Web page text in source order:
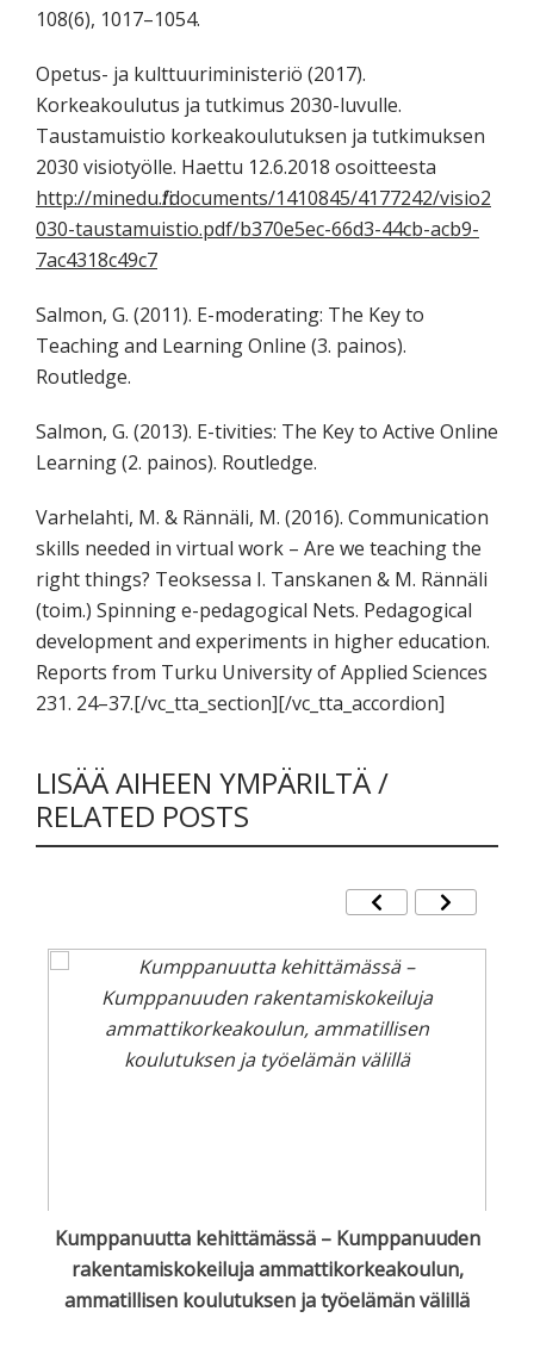
108(6), 1017–1054.
Opetus- ja kulttuuriministeriö (2017).
Korkeakoulutus ja tutkimus 2030-luvulle.
Taustamuistio korkeakoulutuksen ja tutkimuksen
2030 visiotyölle. Haettu 12.6.2018 osoitteesta
http://minedu.fi/documents/1410845/4177242/visio2
030-taustamuistio.pdf/b370e5ec-66d3-44cb-acb9-
7ac4318c49c7
Salmon, G. (2011). E-moderating: The Key to
Teaching and Learning Online (3. painos).
Routledge.
Salmon, G. (2013). E-tivities: The Key to Active Online
Learning (2. painos). Routledge.
Varhelahti, M. & Rännäli, M. (2016). Communication
skills needed in virtual work – Are we teaching the
right things? Teoksessa I. Tanskanen & M. Rännäli
(toim.) Spinning e-pedagogical Nets. Pedagogical
development and experiments in higher education.
Reports from Turku University of Applied Sciences
231. 24–37.[/vc_tta_section][/vc_tta_accordion]
LISÄÄ AIHEEN YMPÄRILTÄ /
RELATED POSTS
Kumppanuutta kehittämässä – Kumppanuuden
rakentamiskokeiluja ammattikorkeakoulun,
ammatillisen koulutuksen ja työelämän välillä